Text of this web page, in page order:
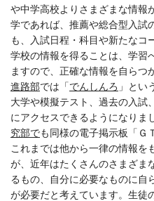
や中学高校よりさまざまな情報
学であれば、推薦や総合型入試
も、入試日程・科目や新たなコ
学校の情報を得ることは、学習
ますので、正確な情報を自らつ
進路部では「でんしんろ 」とい
大学や模擬テスト、過去の入試
にアクセスできるようになりま
究部でも同様の電子掲示板「Ｇ
これまでは他から一律の情報を
が、近年はたくさんのさまざま
るもの、自分に必要なものに自
が必要だと考えています。生徒